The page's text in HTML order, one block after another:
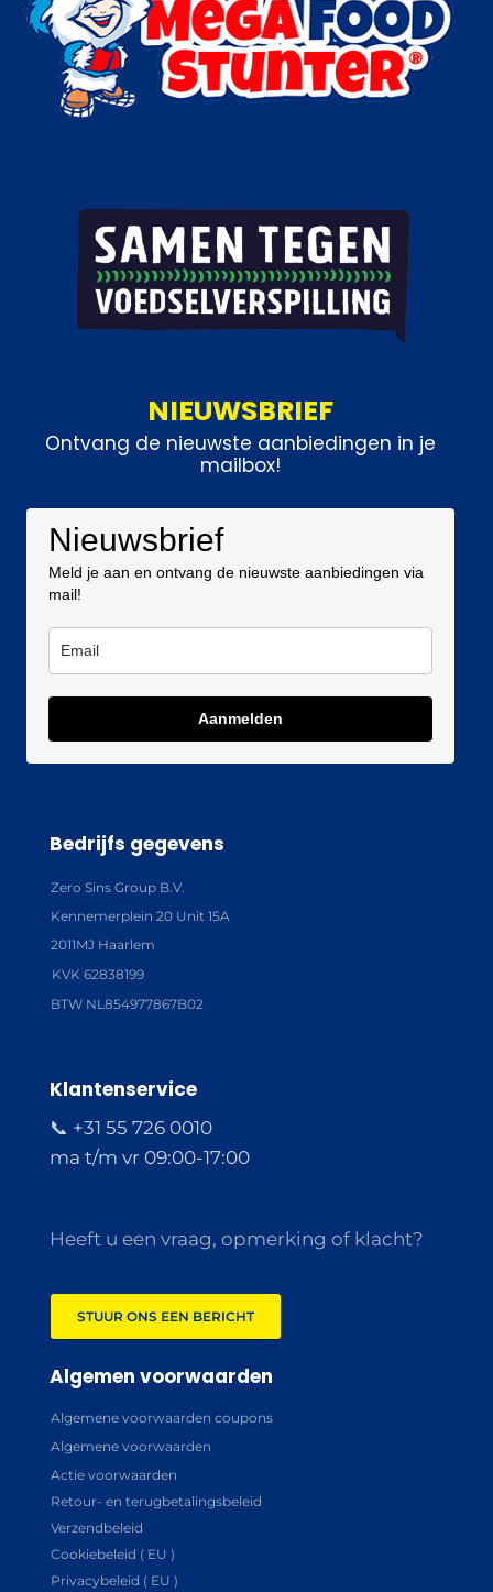
NIEUWSBRIEF
Ontvang de nieuwste aanbiedingen in je
mailbox!
Nieuwsbrief
Meld je aan en ontvang de nieuwste aanbiedingen via
mail!
Aanmelden
Bedrijfs gegevens
Zero Sins Group B.V.
Kennemerplein 20 Unit 15A
2011MJ Haarlem
KVK 62838199
BTW NL854977867B02
Klantenservice
📞 +31 55 726 0010
ma t/m vr 09:00-17:00
Heeft u een vraag, opmerking of klacht?
STUUR ONS EEN BERICHT
Algemen voorwaarden
Algemene voorwaarden coupons
Algemene voorwaarden
Actie voorwaarden
Retour- en terugbetalingsbeleid
Verzendbeleid
Cookiebeleid ( EU )
Privacybeleid ( EU )